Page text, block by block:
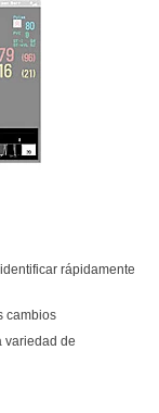
rápidamente
cambios
variedad de